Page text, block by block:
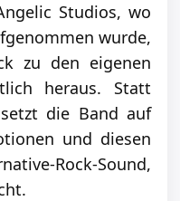
Studios, wo
wurde,
zu den eigenen
heraus. Statt
die Band auf
und diesen
Rock-Sound,